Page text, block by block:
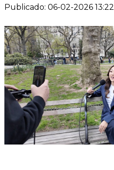
Publicado: 06-02-2026 13:22